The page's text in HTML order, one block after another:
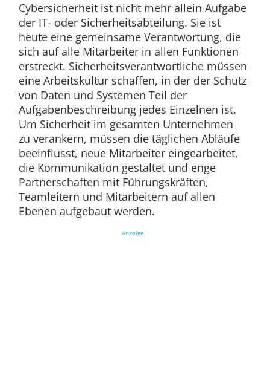
Cybersicherheit ist nicht mehr allein Aufgabe
der IT- oder Sicherheitsabteilung. Sie ist
heute eine gemeinsame Verantwortung, die
sich auf alle Mitarbeiter in allen Funktionen
erstreckt. Sicherheitsverantwortliche müssen
eine Arbeitskultur schaffen, in der der Schutz
von Daten und Systemen Teil der
Aufgabenbeschreibung jedes Einzelnen ist.
Um Sicherheit im gesamten Unternehmen
zu verankern, müssen die täglichen Abläufe
beeinflusst, neue Mitarbeiter eingearbeitet,
die Kommunikation gestaltet und enge
Partnerschaften mit Führungskräften,
Teamleitern und Mitarbeitern auf allen
Ebenen aufgebaut werden.
Anzeige